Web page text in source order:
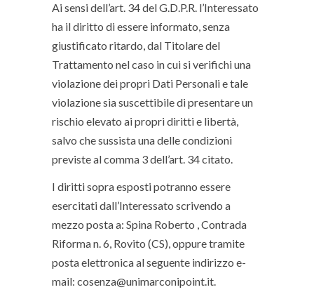
Ai sensi dell’art. 34 del G.D.P.R. l’Interessato
ha il diritto di essere informato, senza
giustificato ritardo, dal Titolare del
Trattamento nel caso in cui si verifichi una
violazione dei propri Dati Personali e tale
violazione sia suscettibile di presentare un
rischio elevato ai propri diritti e libertà,
salvo che sussista una delle condizioni
previste al comma 3 dell’art. 34 citato.
I diritti sopra esposti potranno essere
esercitati dall’Interessato scrivendo a
mezzo posta a: Spina Roberto , Contrada
Riforma n. 6, Rovito (CS), oppure tramite
posta elettronica al seguente indirizzo e-
mail: cosenza@unimarconipoint.it.